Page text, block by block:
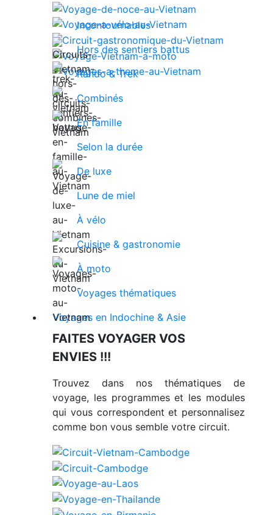
Incontournables
Hors des sentiers battus
Rando & Trek
Combinés
En famille
Selon la durée
De luxe
Lune de miel
À vélo
Cuisine & gastronomie
À moto
Voyages thématiques
Voyages en Indochine & Asie
FAITES VOYAGER VOS
ENVIES !!!
Trouvez dans nos thématiques de
voyage, les programmes et les modules
qui vous correspondent et personnalisez
comme bon vous semble votre circuit.